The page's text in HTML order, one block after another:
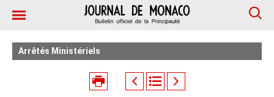
Arrêtés Ministériels